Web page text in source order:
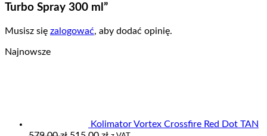
Turbo Spray 300 ml”
Musisz się zalogować, aby dodać opinię.
Najnowsze
Kolimator Vortex Crossfire Red Dot TAN